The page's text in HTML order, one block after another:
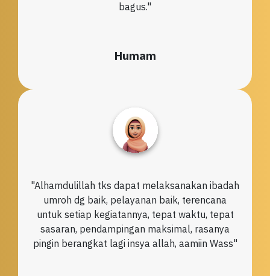
bagus."
Humam
"Alhamdulillah tks dapat melaksanakan ibadah
umroh dg baik, pelayanan baik, terencana
untuk setiap kegiatannya, tepat waktu, tepat
sasaran, pendampingan maksimal, rasanya
pingin berangkat lagi insya allah, aamiin Wass"